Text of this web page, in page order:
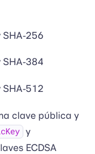
SHA-256
SHA-384
SHA-512
clave pública y
y
ECDSA